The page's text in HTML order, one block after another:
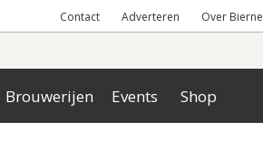
Contact Adverteren Over
Brouwerijen Events Shop